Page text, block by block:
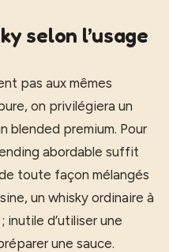
selon l’usage
pas aux mêmes
on privilégiera un
blended premium. Pour
abordable suffit
toute façon mélangés
un whisky ordinaire à
d’utiliser une
une sauce.